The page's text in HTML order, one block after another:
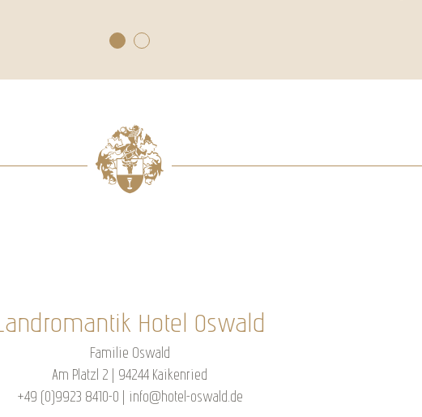
Hotel Oswald
Familie Oswald
Am Platzl 2 | 94244 Kaikenried
+49 (0)9923 8410-0
info@hotel-oswald.de